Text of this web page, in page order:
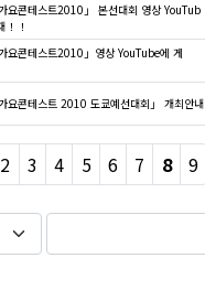
가요콘테스트2010」 본선대회 영상 YouTub
！！
가요콘테스트2010」영상 YouTube에 게
가요콘테스트 2010 도쿄예선대회」 개최안내
2 3 4 5 6 7 8 9